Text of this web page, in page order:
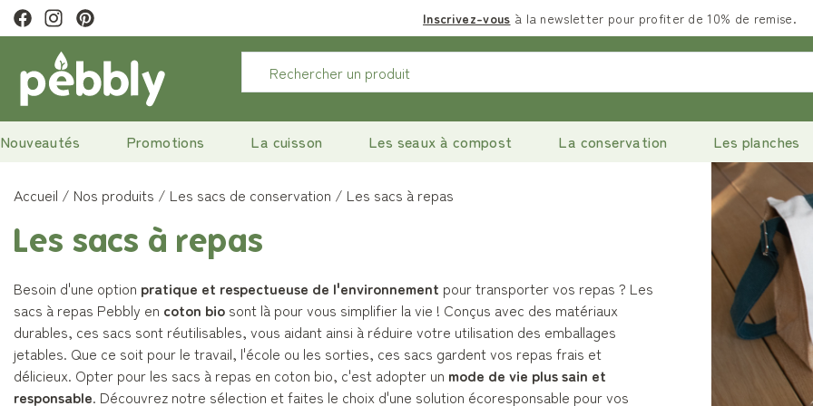
offerteà partir de 29€ Inscrivez-vous à la newsletter pour profiter de 10% de remise.
Nouveautés Promotions La cuisson Les seaux à compost La conservation Les planches
Accueil Nos produits Les sacs de conservation Les sacs à repas
Les sacs à repas
Besoin d'une option pratique et respectueuse de l'environnement pour transporter vos repas ? Les
sacs à repas Pebbly en coton bio sont là pour vous simplifier la vie ! Conçus avec des matériaux
durables, ces sacs sont réutilisables, vous aidant ainsi à réduire votre utilisation des emballages
jetables. Que ce soit pour le travail, l'école ou les sorties, ces sacs gardent vos repas frais et
délicieux. Opter pour les sacs à repas en coton bio, c'est adopter un mode de vie plus sain et
responsable. Découvrez notre sélection et faites le choix d'une solution écoresponsable pour vos